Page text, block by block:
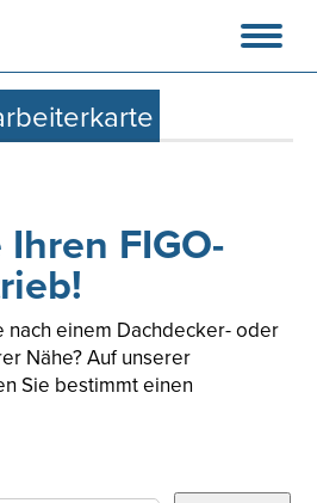
FIGO-
nach einem Dachdecker- oder
Nähe? Auf unserer
Sie bestimmt einen